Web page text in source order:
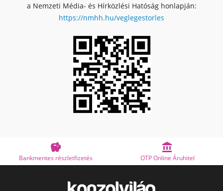
a Nemzeti Média- és Hírközlési Hatóság honlapján:
https://nmhh.hu/veglegestorles

Bankmentes részletfizetés

OTP Online Áruhitel